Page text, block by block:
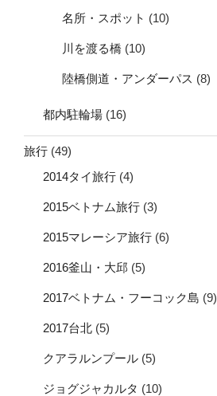
名所・スポット (10)
川を渡る橋 (10)
陸橋側道・アンダーパス (8)
都内駐輪場 (16)
旅行 (49)
2014タイ旅行 (4)
2015ベトナム旅行 (3)
2015マレーシア旅行 (6)
2016釜山・大邱 (5)
2017ベトナム・フーコック島 (9)
2017台北 (5)
クアラルンプール (5)
ジョグジャカルタ (10)